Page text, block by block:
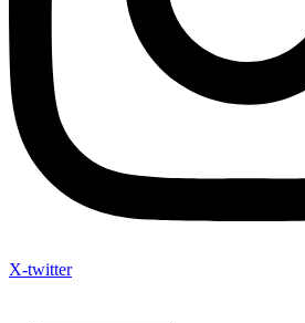
X-twitter